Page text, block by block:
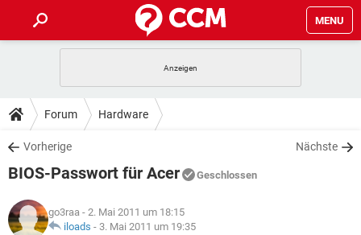
MENU
ANDROID
WINDOWS 10
WHATSAPP TIKTOK
FACEBOOK
TIPPS & TRICKS
SPIELE
WHATSAPP
DOWNLOADS
SPIELE STREAMING
ANDROID
WINDOWS 10 INSTAGRAM
SPIELE
LEXIKON
Forum Hardware
Vorherige Nächste
BIOS-Passwort für Acer Geschlossen
go3raa - 2. Mai 2011 um 18:15
iloads - 3. Mai 2011 um 19:35